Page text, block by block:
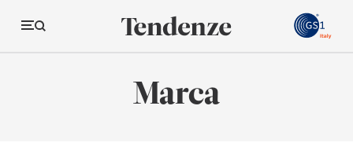
Tendenze
Marca